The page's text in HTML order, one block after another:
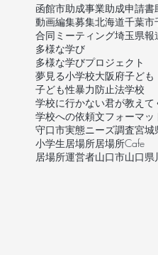
函館市助成事業助成申請書
動画編集募集北海道千葉市
合同ミーティング埼玉県報
多様な学び
多様な学びプロジェクト
夢見る小学校大阪府子ども
子ども性暴力防止法学校
学校への依頼文フォーマッ
守口市実態ニーズ調査宮城
小学生居場所居場所Cafe
居場所運営者山口市山口県